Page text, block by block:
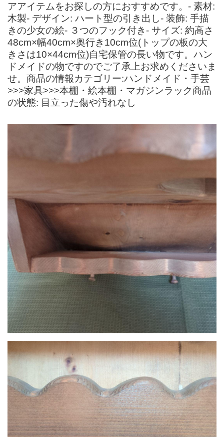
アアイテムをお探しの方におすすめです。- 素材:
木製- デザイン: ハート型の引き出し- 装飾: 手描
きの少女の絵- ３つのフック付き- サイズ: 約高さ
48cm×幅40cm×奥行き10cm位(トップの板の大
きさは10×44cm位)自宅保管の長い物です。ハン
ドメイドの物ですのでご了承上お求めくださいま
せ。商品の情報カテゴリー:ハンドメイド・手芸
>>>家具>>>本棚・絵本棚・マガジンラック商品
の状態: 目立った傷や汚れなし